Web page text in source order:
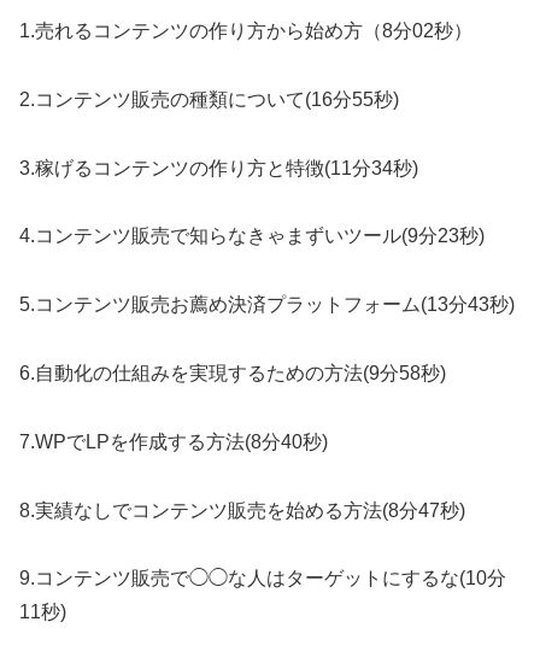
1.売れるコンテンツの作り方から始め方（8分02秒）
2.コンテンツ販売の種類について(16分55秒)
3.稼げるコンテンツの作り方と特徴(11分34秒)
4.コンテンツ販売で知らなきゃまずいツール(9分23秒)
5.コンテンツ販売お薦め決済プラットフォーム(13分43秒)
6.自動化の仕組みを実現するための方法(9分58秒)
7.WPでLPを作成する方法(8分40秒)
8.実績なしでコンテンツ販売を始める方法(8分47秒)
9.コンテンツ販売で◯◯な人はターゲットにするな(10分
11秒)